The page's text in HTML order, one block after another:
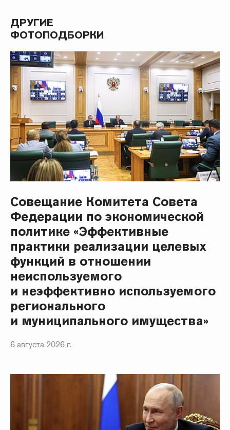
ДРУГИЕ
ФОТОПОДБОРКИ
Совещание Комитета Совета
Федерации по экономической
политике «Эффективные
практики реализации целевых
функций в отношении
неиспользуемого
и неэффективно используемого
регионального
и муниципального имущества»
6 августа 2026 г.